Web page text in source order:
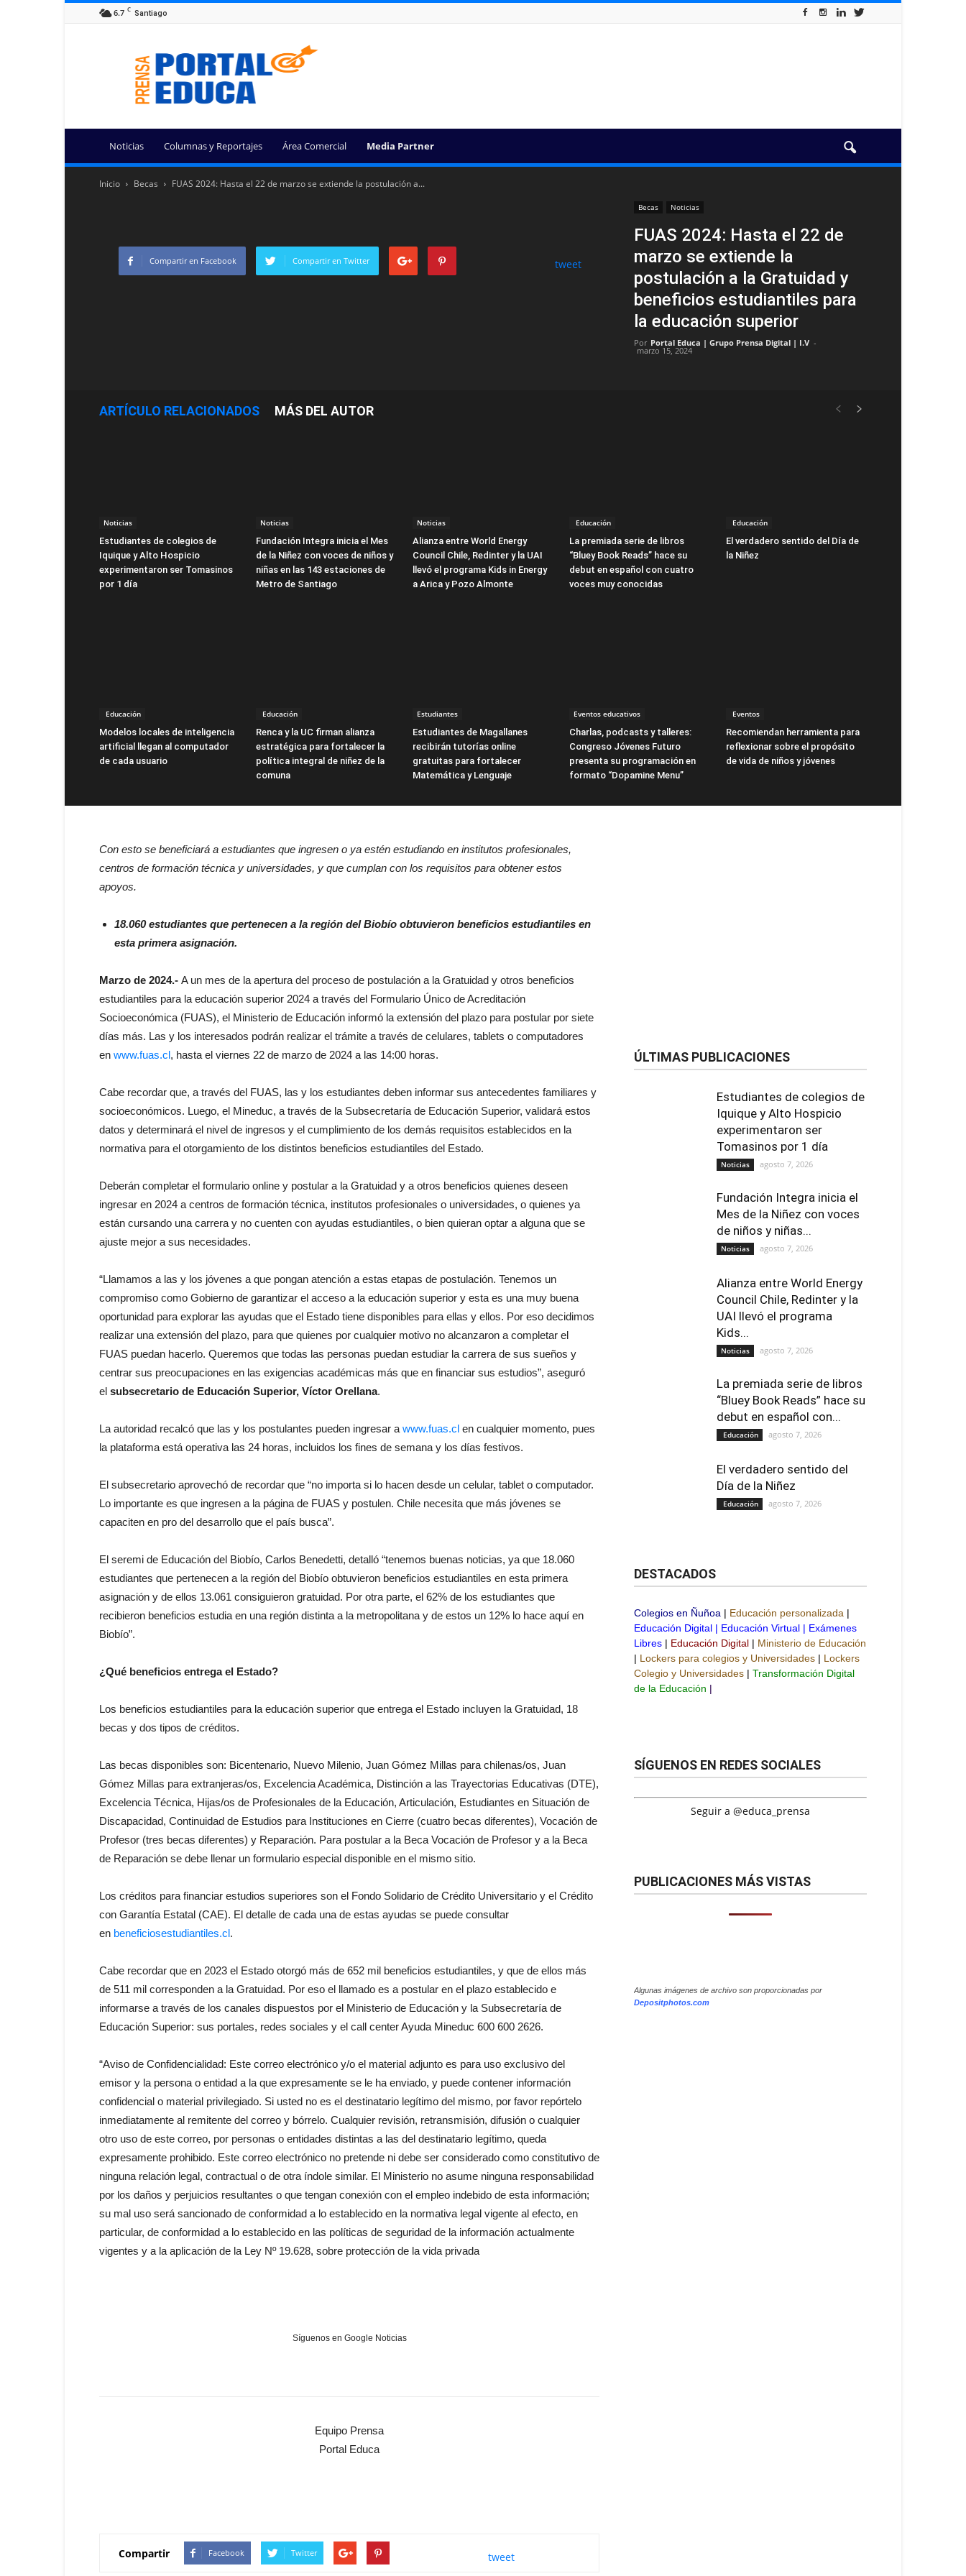
6.7 C Santiago
Portal
Educa
Noticias Columnas y Reportajes Área Comercial Media Partner
Inicio Becas FUAS 2024: Hasta el 22 de marzo se extiende la postulación a...
Becas Noticias
FUAS 2024: Hasta el 22 de
marzo se extiende la
postulación a la Gratuidad y
beneficios estudiantiles para
la educación superior
Por Portal Educa | Grupo Prensa Digital | I.V -
marzo 15, 2024
Compartir en Facebook Compartir en Twitter tweet
ARTÍCULO RELACIONADOS MÁS DEL AUTOR
Noticias
Estudiantes de colegios de
Iquique y Alto Hospicio
experimentaron ser Tomasinos
por 1 día
Noticias
Fundación Integra inicia el Mes
de la Niñez con voces de niños y
niñas en las 143 estaciones de
Metro de Santiago
Noticias
Alianza entre World Energy
Council Chile, Redinter y la UAI
llevó el programa Kids in Energy
a Arica y Pozo Almonte
Educación
La premiada serie de libros
“Bluey Book Reads” hace su
debut en español con cuatro
voces muy conocidas
Educación
El verdadero sentido del Día de
la Niñez
Educación
Modelos locales de inteligencia
artificial llegan al computador
de cada usuario
Educación
Renca y la UC firman alianza
estratégica para fortalecer la
política integral de niñez de la
comuna
Estudiantes
Estudiantes de Magallanes
recibirán tutorías online
gratuitas para fortalecer
Matemática y Lenguaje
Eventos educativos
Charlas, podcasts y talleres:
Congreso Jóvenes Futuro
presenta su programación en
formato “Dopamine Menu”
Eventos
Recomiendan herramienta para
reflexionar sobre el propósito
de vida de niños y jóvenes
Con esto se beneficiará a estudiantes que ingresen o ya estén estudiando en institutos profesionales,
centros de formación técnica y universidades, y que cumplan con los requisitos para obtener estos
apoyos.
18.060 estudiantes que pertenecen a la región del Biobío obtuvieron beneficios estudiantiles en
esta primera asignación.
Marzo de 2024.- A un mes de la apertura del proceso de postulación a la Gratuidad y otros beneficios
estudiantiles para la educación superior 2024 a través del Formulario Único de Acreditación
Socioeconómica (FUAS), el Ministerio de Educación informó la extensión del plazo para postular por siete
días más. Las y los interesados podrán realizar el trámite a través de celulares, tablets o computadores
en www.fuas.cl, hasta el viernes 22 de marzo de 2024 a las 14:00 horas.
Cabe recordar que, a través del FUAS, las y los estudiantes deben informar sus antecedentes familiares y
socioeconómicos. Luego, el Mineduc, a través de la Subsecretaría de Educación Superior, validará estos
datos y determinará el nivel de ingresos y el cumplimiento de los demás requisitos establecidos en la
normativa para el otorgamiento de los distintos beneficios estudiantiles del Estado.
Deberán completar el formulario online y postular a la Gratuidad y a otros beneficios quienes deseen
ingresar en 2024 a centros de formación técnica, institutos profesionales o universidades, o quienes ya
están cursando una carrera y no cuenten con ayudas estudiantiles, o bien quieran optar a alguna que se
ajuste mejor a sus necesidades.
“Llamamos a las y los jóvenes a que pongan atención a estas etapas de postulación. Tenemos un
compromiso como Gobierno de garantizar el acceso a la educación superior y esta es una muy buena
oportunidad para explorar las ayudas que el Estado tiene disponibles para ellas y ellos. Por eso decidimos
realizar una extensión del plazo, para que quienes por cualquier motivo no alcanzaron a completar el
FUAS puedan hacerlo. Queremos que todas las personas puedan estudiar la carrera de sus sueños y
centrar sus preocupaciones en las exigencias académicas más que en financiar sus estudios”, aseguró
el subsecretario de Educación Superior, Víctor Orellana.
La autoridad recalcó que las y los postulantes pueden ingresar a www.fuas.cl en cualquier momento, pues
la plataforma está operativa las 24 horas, incluidos los fines de semana y los días festivos.
El subsecretario aprovechó de recordar que “no importa si lo hacen desde un celular, tablet o computador.
Lo importante es que ingresen a la página de FUAS y postulen. Chile necesita que más jóvenes se
capaciten en pro del desarrollo que el país busca”.
El seremi de Educación del Biobío, Carlos Benedetti, detalló “tenemos buenas noticias, ya que 18.060
estudiantes que pertenecen a la región del Biobío obtuvieron beneficios estudiantiles en esta primera
asignación y de ellos 13.061 consiguieron gratuidad. Por otra parte, el 62% de los estudiantes que
recibieron beneficios estudia en una región distinta a la metropolitana y de estos un 12% lo hace aquí en
Biobío”.
¿Qué beneficios entrega el Estado?
Los beneficios estudiantiles para la educación superior que entrega el Estado incluyen la Gratuidad, 18
becas y dos tipos de créditos.
Las becas disponibles son: Bicentenario, Nuevo Milenio, Juan Gómez Millas para chilenas/os, Juan
Gómez Millas para extranjeras/os, Excelencia Académica, Distinción a las Trayectorias Educativas (DTE),
Excelencia Técnica, Hijas/os de Profesionales de la Educación, Articulación, Estudiantes en Situación de
Discapacidad, Continuidad de Estudios para Instituciones en Cierre (cuatro becas diferentes), Vocación de
Profesor (tres becas diferentes) y Reparación. Para postular a la Beca Vocación de Profesor y a la Beca
de Reparación se debe llenar un formulario especial disponible en el mismo sitio.
Los créditos para financiar estudios superiores son el Fondo Solidario de Crédito Universitario y el Crédito
con Garantía Estatal (CAE). El detalle de cada una de estas ayudas se puede consultar
en beneficiosestudiantiles.cl.
Cabe recordar que en 2023 el Estado otorgó más de 652 mil beneficios estudiantiles, y que de ellos más
de 511 mil corresponden a la Gratuidad. Por eso el llamado es a postular en el plazo establecido e
informarse a través de los canales dispuestos por el Ministerio de Educación y la Subsecretaría de
Educación Superior: sus portales, redes sociales y el call center Ayuda Mineduc 600 600 2626.
“Aviso de Confidencialidad: Este correo electrónico y/o el material adjunto es para uso exclusivo del
emisor y la persona o entidad a la que expresamente se le ha enviado, y puede contener información
confidencial o material privilegiado. Si usted no es el destinatario legítimo del mismo, por favor repórtelo
inmediatamente al remitente del correo y bórrelo. Cualquier revisión, retransmisión, difusión o cualquier
otro uso de este correo, por personas o entidades distintas a las del destinatario legítimo, queda
expresamente prohibido. Este correo electrónico no pretende ni debe ser considerado como constitutivo de
ninguna relación legal, contractual o de otra índole similar. El Ministerio no asume ninguna responsabilidad
por los daños y perjuicios resultantes o que tengan conexión con el empleo indebido de esta información;
su mal uso será sancionado de conformidad a lo establecido en la normativa legal vigente al efecto, en
particular, de conformidad a lo establecido en las políticas de seguridad de la información actualmente
vigentes y a la aplicación de la Ley Nº 19.628, sobre protección de la vida privada
Síguenos en Google Noticias
Equipo Prensa
Portal Educa
Compartir Facebook Twitter tweet
ÚLTIMAS PUBLICACIONES
Estudiantes de colegios de
Iquique y Alto Hospicio
experimentaron ser
Tomasinos por 1 día
Noticias agosto 7, 2026
Fundación Integra inicia el
Mes de la Niñez con voces
de niños y niñas...
Noticias agosto 7, 2026
Alianza entre World Energy
Council Chile, Redinter y la
UAI llevó el programa
Kids...
Noticias agosto 7, 2026
La premiada serie de libros
“Bluey Book Reads” hace su
debut en español con...
Educación agosto 7, 2026
El verdadero sentido del
Día de la Niñez
Educación agosto 7, 2026
DESTACADOS
Colegios en Ñuñoa | Educación personalizada |
Educación Digital | Educación Virtual | Exámenes
Libres | Educación Digital | Ministerio de Educación
| Lockers para colegios y Universidades | Lockers
Colegio y Universidades | Transformación Digital
de la Educación |
SÍGUENOS EN REDES SOCIALES
Seguir a @educa_prensa
PUBLICACIONES MÁS VISTAS
Algunas imágenes de archivo son proporcionadas por
Depositphotos.com